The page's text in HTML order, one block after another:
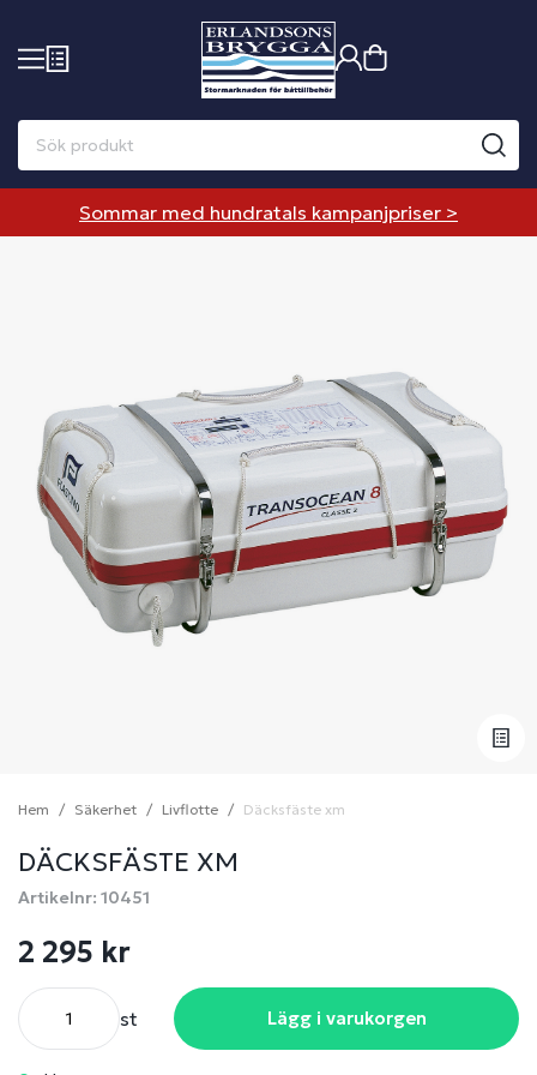
Sommar med hundratals kampanjpriser >
Hem Säkerhet Livflotte Däcksfäste xm
DÄCKSFÄSTE XM
Artikelnr: 10451
2 295 kr
st Lägg i varukorgen